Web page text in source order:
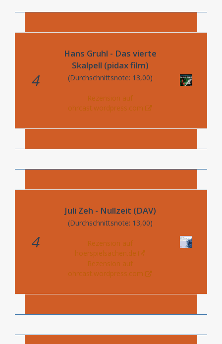
4
Hans Gruhl - Das vierte
Skalpell (pidax film)
(Durchschnittsnote: 13,00)
Rezension auf
ohrcast.wordpress.com
4
Juli Zeh - Nullzeit (DAV)
(Durchschnittsnote: 13,00)
Rezension auf
hoerspielsachen.de
Rezension auf
ohrcast.wordpress.com